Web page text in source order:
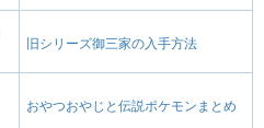
旧シリーズ御三家の入手方法
おやつおやじと伝説ポケモンまとめ